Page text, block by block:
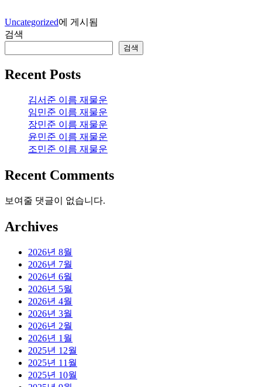
Uncategorized에 게시됨
검색
검색
Recent Posts
김서준 이름 재물운
임민준 이름 재물운
장민준 이름 재물운
윤민준 이름 재물운
조민준 이름 재물운
Recent Comments
보여줄 댓글이 없습니다.
Archives
2026년 8월
2026년 7월
2026년 6월
2026년 5월
2026년 4월
2026년 3월
2026년 2월
2026년 1월
2025년 12월
2025년 11월
2025년 10월